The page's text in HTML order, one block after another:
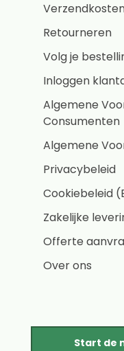
Retourneren
Volg je
Inloggen
Algemene
Consumenten
Algemene
Privacybeleid
Cookiebeleid
Zakelijke
Offerte
Over ons
Start de